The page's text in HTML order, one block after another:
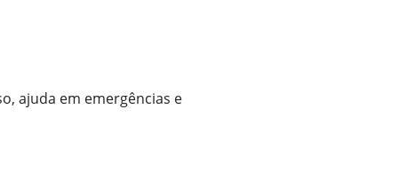
ajuda em emergências e